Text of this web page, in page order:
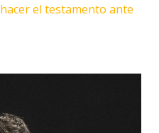
el testamento ante